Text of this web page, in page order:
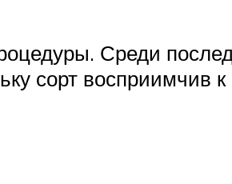
Среди
сорт